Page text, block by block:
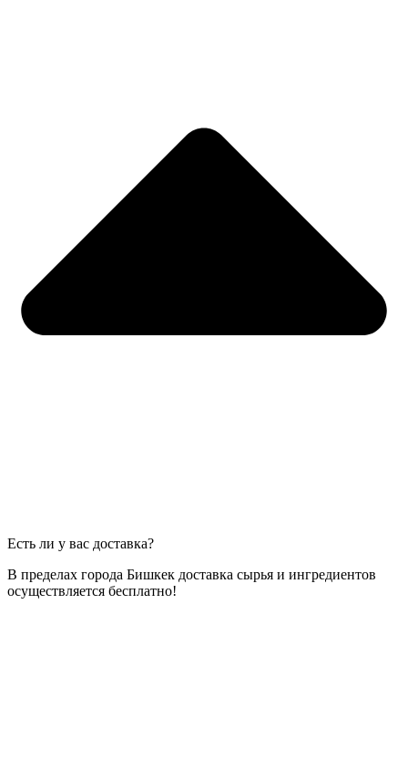
Есть ли у вас доставка?
В пределах города Бишкек доставка сырья и ингредиентов
осуществляется бесплатно!